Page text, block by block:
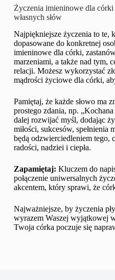
Życzenia imieninowe dla
własnych słów
Najpiękniejsze życzenia to te,
dopasowane do konkretnej
imieninowe dla córki,
marzeniami, a także nad tym,
relacji. Możesz wykorzystać
mądrości życiowe dla córki,
Pamiętaj, że każde słowo ma
prostego zdania, np.
dalej rozwijać myśl, dodając
miłości, sukcesów, spełnienia
będą odzwierciedleniem tego,
radości, nadziei i ciepła.
Zapamiętaj: Kluczem do
połączenie uniwersalnych
akcentem, który sprawi, że
Najważniejsze, by życzenia
wyrazem Waszej wyjątkowej
Twoja córka poczuje się